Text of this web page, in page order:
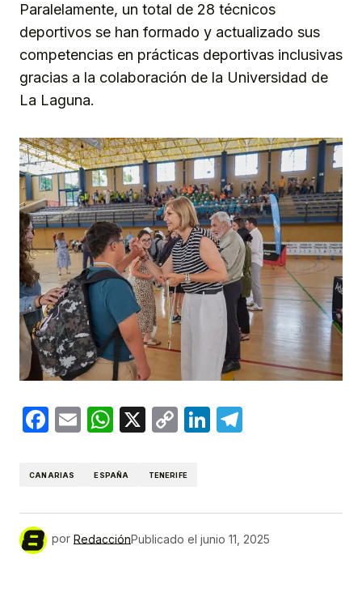
Paralelamente, un total de 28 técnicos
deportivos se han formado y actualizado sus
competencias en prácticas deportivas inclusivas
gracias a la colaboración de la Universidad de
La Laguna.
Facebook
EmailWhatsApp
X
CopyLinkedIn
CANARIAS ESPAÑA TENERIFE
por RedacciónPublicado el junio 11, 2025